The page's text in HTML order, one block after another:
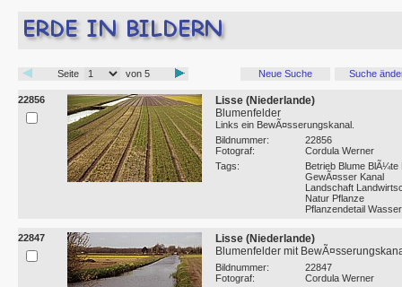
Seite von 5 Neue Suche Suche
22856
Lisse (Niederlande)
Blumenfelder
Links ein BewÃ¤sserungskanal.
Bildnummer:
22856
Fotograf:
Cordula Werner
Tags:
Betrieb Blume BlÃ¼te
GewÃ¤sser Kanal
Landschaft
Natur Pflanze
Pflanzendetail Wasser
22847
Lisse (Niederlande)
Blumenfelder mit
Bildnummer:
22847
Fotograf:
Cordula Werner